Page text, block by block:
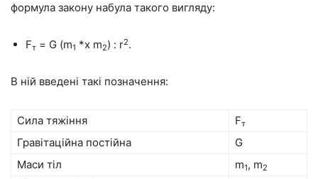
формула закону набула такого вигляду:
Fт = G (m1 *х m2) : r2.
В ній введені такі позначення:
Сила тяжіння Fт
Гравітаційна постійна
G
Маси тіл
m1, m2